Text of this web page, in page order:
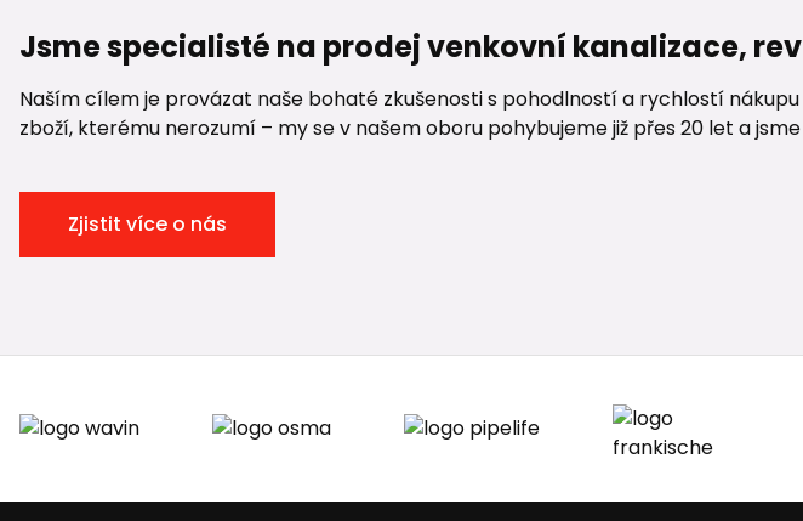
Jsme specialisté na prodej venkovní kanalizace,
Naším cílem je provázat naše bohaté zkušenosti s pohodlností a rychlostí
zboží, kterému nerozumí – my se v našem oboru pohybujeme již přes 20 let a
Zjistit více o nás